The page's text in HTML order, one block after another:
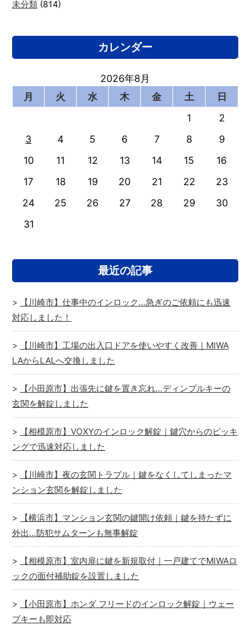
未分類 (814)
カレンダー
2026年8月
月
火 水 木 金 土
日
1
2
3
4 5 6 7 8
9
10
11 12 13 14 15
16
17
18 19 20 21 22
23
24
25 26 27 28 29
30
31
最近の記事
【川崎市】仕事中のインロック…急ぎのご依頼にも迅速
対応しました！
【川崎市】工場の出入口ドアを使いやすく改善｜MIWA
LAからLALへ交換しました
【小田原市】出張先に鍵を置き忘れ…ディンプルキーの
玄関を解錠しました
【相模原市】VOXYのインロック解錠｜鍵穴からのピッキ
ングで迅速対応しました
【川崎市】夜の玄関トラブル｜鍵をなくしてしまったマ
ンション玄関を解錠しました
【横浜市】マンション玄関の鍵開け依頼｜鍵を持たずに
外出…防犯サムターンも無事解錠
【相模原市】室内扉に鍵を新規取付｜一戸建てでMIWAロ
ックの面付補助錠を設置しました
【小田原市】ホンダ フリードのインロック解錠｜ウェー
ブキーも即対応